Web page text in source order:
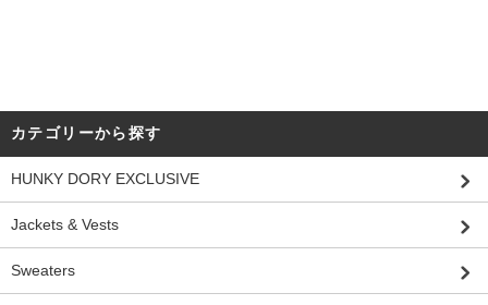
カテゴリーから探す
HUNKY DORY EXCLUSIVE
Jackets & Vests
Sweaters